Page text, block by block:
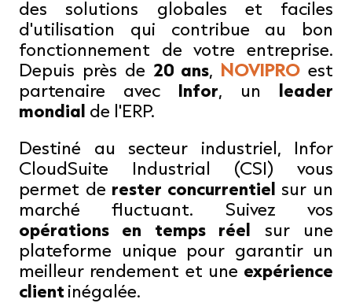
des solutions globales et faciles
d'utilisation qui contribue au bon
fonctionnement de votre entreprise.
Depuis près de 20 ans, NOVIPRO est
partenaire avec Infor, un leader
mondial de l'ERP.
Destiné au secteur industriel, Infor
CloudSuite Industrial (CSI) vous
permet de rester concurrentiel sur un
marché fluctuant. Suivez vos
opérations en temps réel sur une
plateforme unique pour garantir un
meilleur rendement et une expérience
client inégalée.